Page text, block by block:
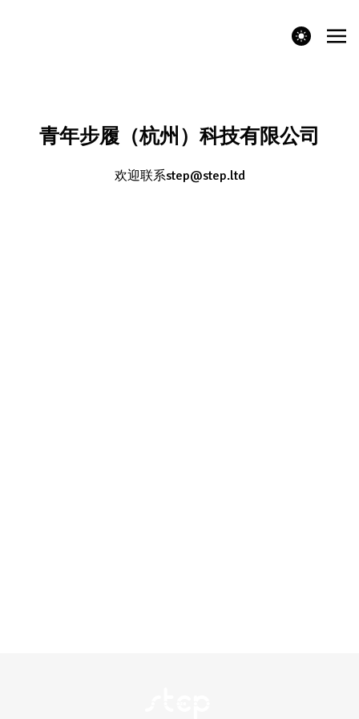
theme switcher
青年步履（杭州）科技有限公司
欢迎联系step@step.ltd